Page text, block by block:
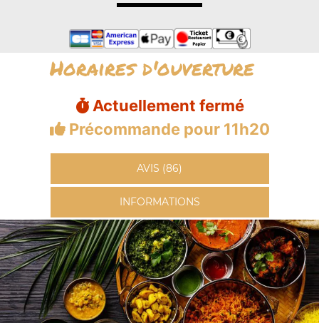
Horaires d'ouverture
Actuellement fermé
Précommande pour 11h20
AVIS (86)
INFORMATIONS